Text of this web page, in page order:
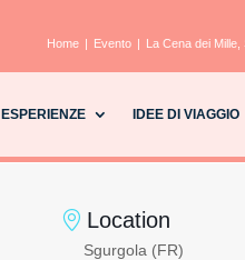
ESPERIENZE IDEE DI VIAGGIO
Home Evento La Cena dei
Location
Sgurgola (FR)